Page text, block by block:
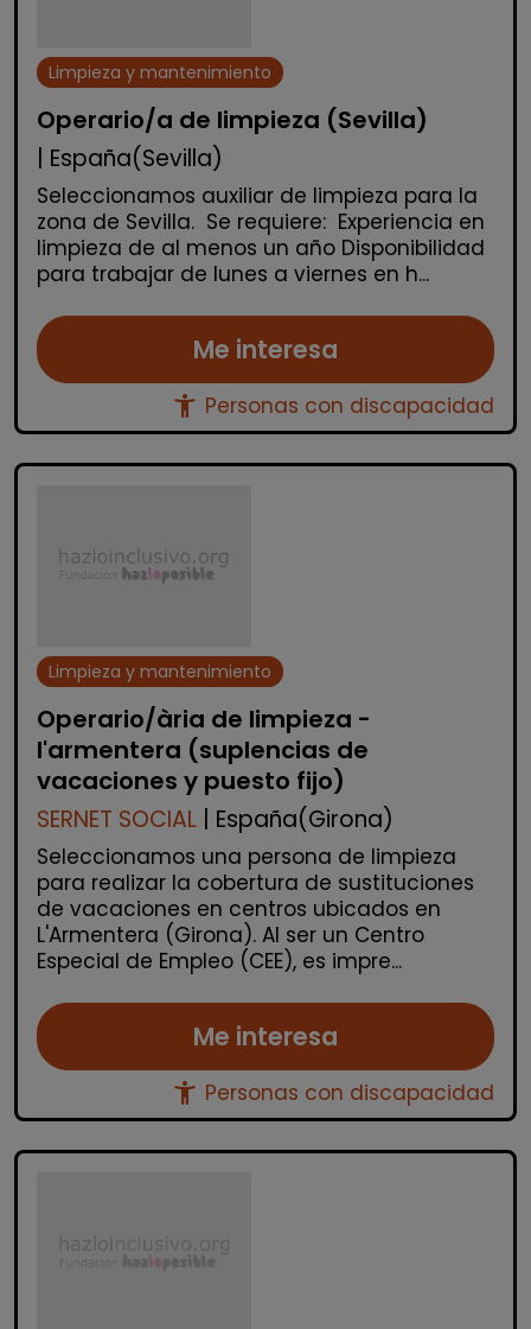
Limpieza y mantenimiento
Operario/a de limpieza (Sevilla)
| España(Sevilla)
Seleccionamos auxiliar de limpieza para la
zona de Sevilla. Se requiere: Experiencia en
limpieza de al menos un año Disponibilidad
para trabajar de lunes a viernes en h...
Me interesa
accessibility_new Personas con discapacidad
Limpieza y mantenimiento
Operario/ària de limpieza -
l'armentera (suplencias de
vacaciones y puesto fijo)
SERNET SOCIAL | España(Girona)
Seleccionamos una persona de limpieza
para realizar la cobertura de sustituciones
de vacaciones en centros ubicados en
L'Armentera (Girona). Al ser un Centro
Especial de Empleo (CEE), es impre...
Me interesa
accessibility_new Personas con discapacidad